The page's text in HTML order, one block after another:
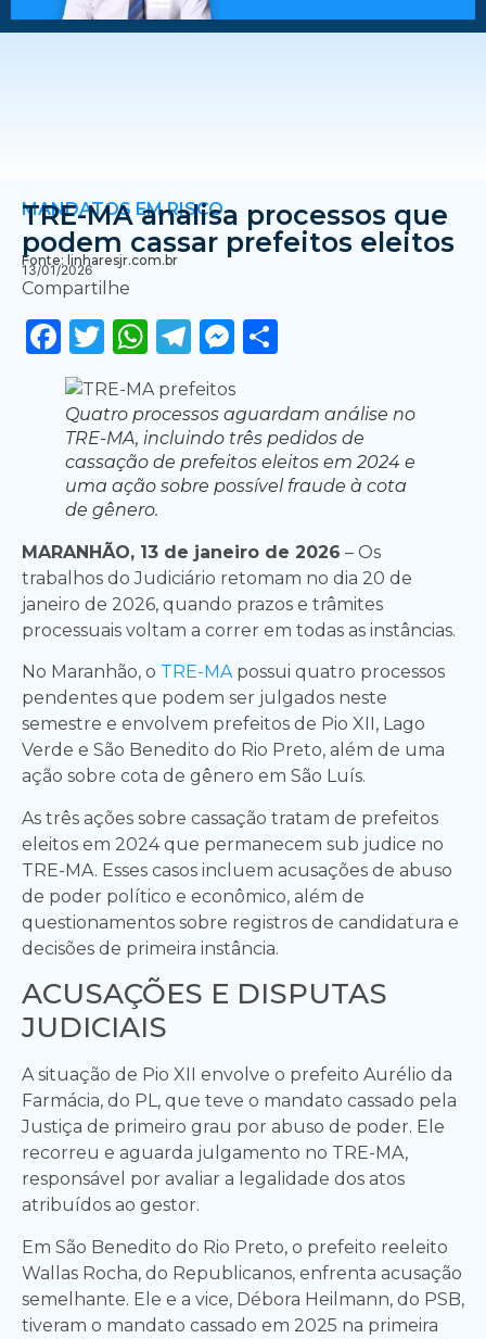
MANDATOS EM RISCO
TRE-MA analisa processos que
podem cassar prefeitos eleitos
Fonte: linharesjr.com.br
13/01/2026
Compartilhe
Facebook
Twitter
WhatsApp
Telegram
Messenger
Quatro processos aguardam análise no
TRE-MA, incluindo três pedidos de
cassação de prefeitos eleitos em 2024 e
uma ação sobre possível fraude à cota
de gênero.
MARANHÃO, 13 de janeiro de 2026 – Os
trabalhos do Judiciário retomam no dia 20 de
janeiro de 2026, quando prazos e trâmites
processuais voltam a correr em todas as instâncias.
No Maranhão, o TRE-MApossui quatro processos
pendentes que podem ser julgados neste
semestre e envolvem prefeitos de Pio XII, Lago
Verde e São Benedito do Rio Preto, além de uma
ação sobre cota de gênero em São Luís.
As três ações sobre cassação tratam de prefeitos
eleitos em 2024 que permanecem sub judice no
TRE-MA. Esses casos incluem acusações de abuso
de poder político e econômico, além de
questionamentos sobre registros de candidatura e
decisões de primeira instância.
ACUSAÇÕES E DISPUTAS
JUDICIAIS
A situação de Pio XII envolve o prefeito Aurélio da
Farmácia, do PL, que teve o mandato cassado pela
Justiça de primeiro grau por abuso de poder. Ele
recorreu e aguarda julgamento no TRE-MA,
responsável por avaliar a legalidade dos atos
atribuídos ao gestor.
Em São Benedito do Rio Preto, o prefeito reeleito
Wallas Rocha, do Republicanos, enfrenta acusação
semelhante. Ele e a vice, Débora Heilmann, do PSB,
tiveram o mandato cassado em 2025 na primeira